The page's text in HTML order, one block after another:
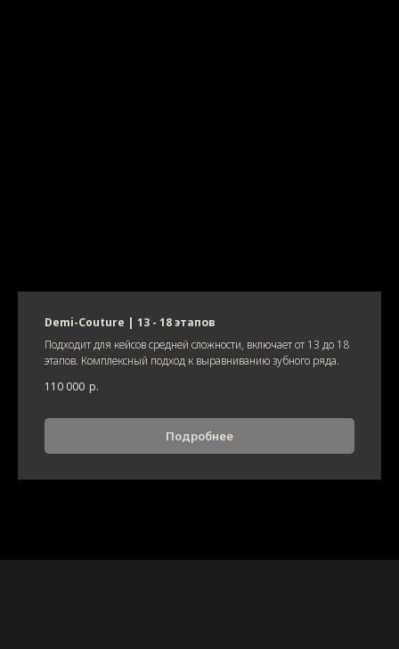
Demi-Couture | 13 - 18 этапов
Подходит для кейсов средней сложности, включает от 13 до 18
этапов. Комплексный подход к выравниванию зубного ряда.
110 000 р.
Подробнее